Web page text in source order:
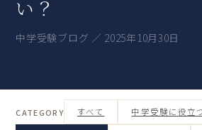
い？
中学受験ブログ ／ 2025年10月30日
CATEGORY すべて 中学受験に役立